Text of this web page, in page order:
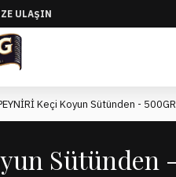
ULAŞIN
Keçi Koyun Sütünden -
Sütünden